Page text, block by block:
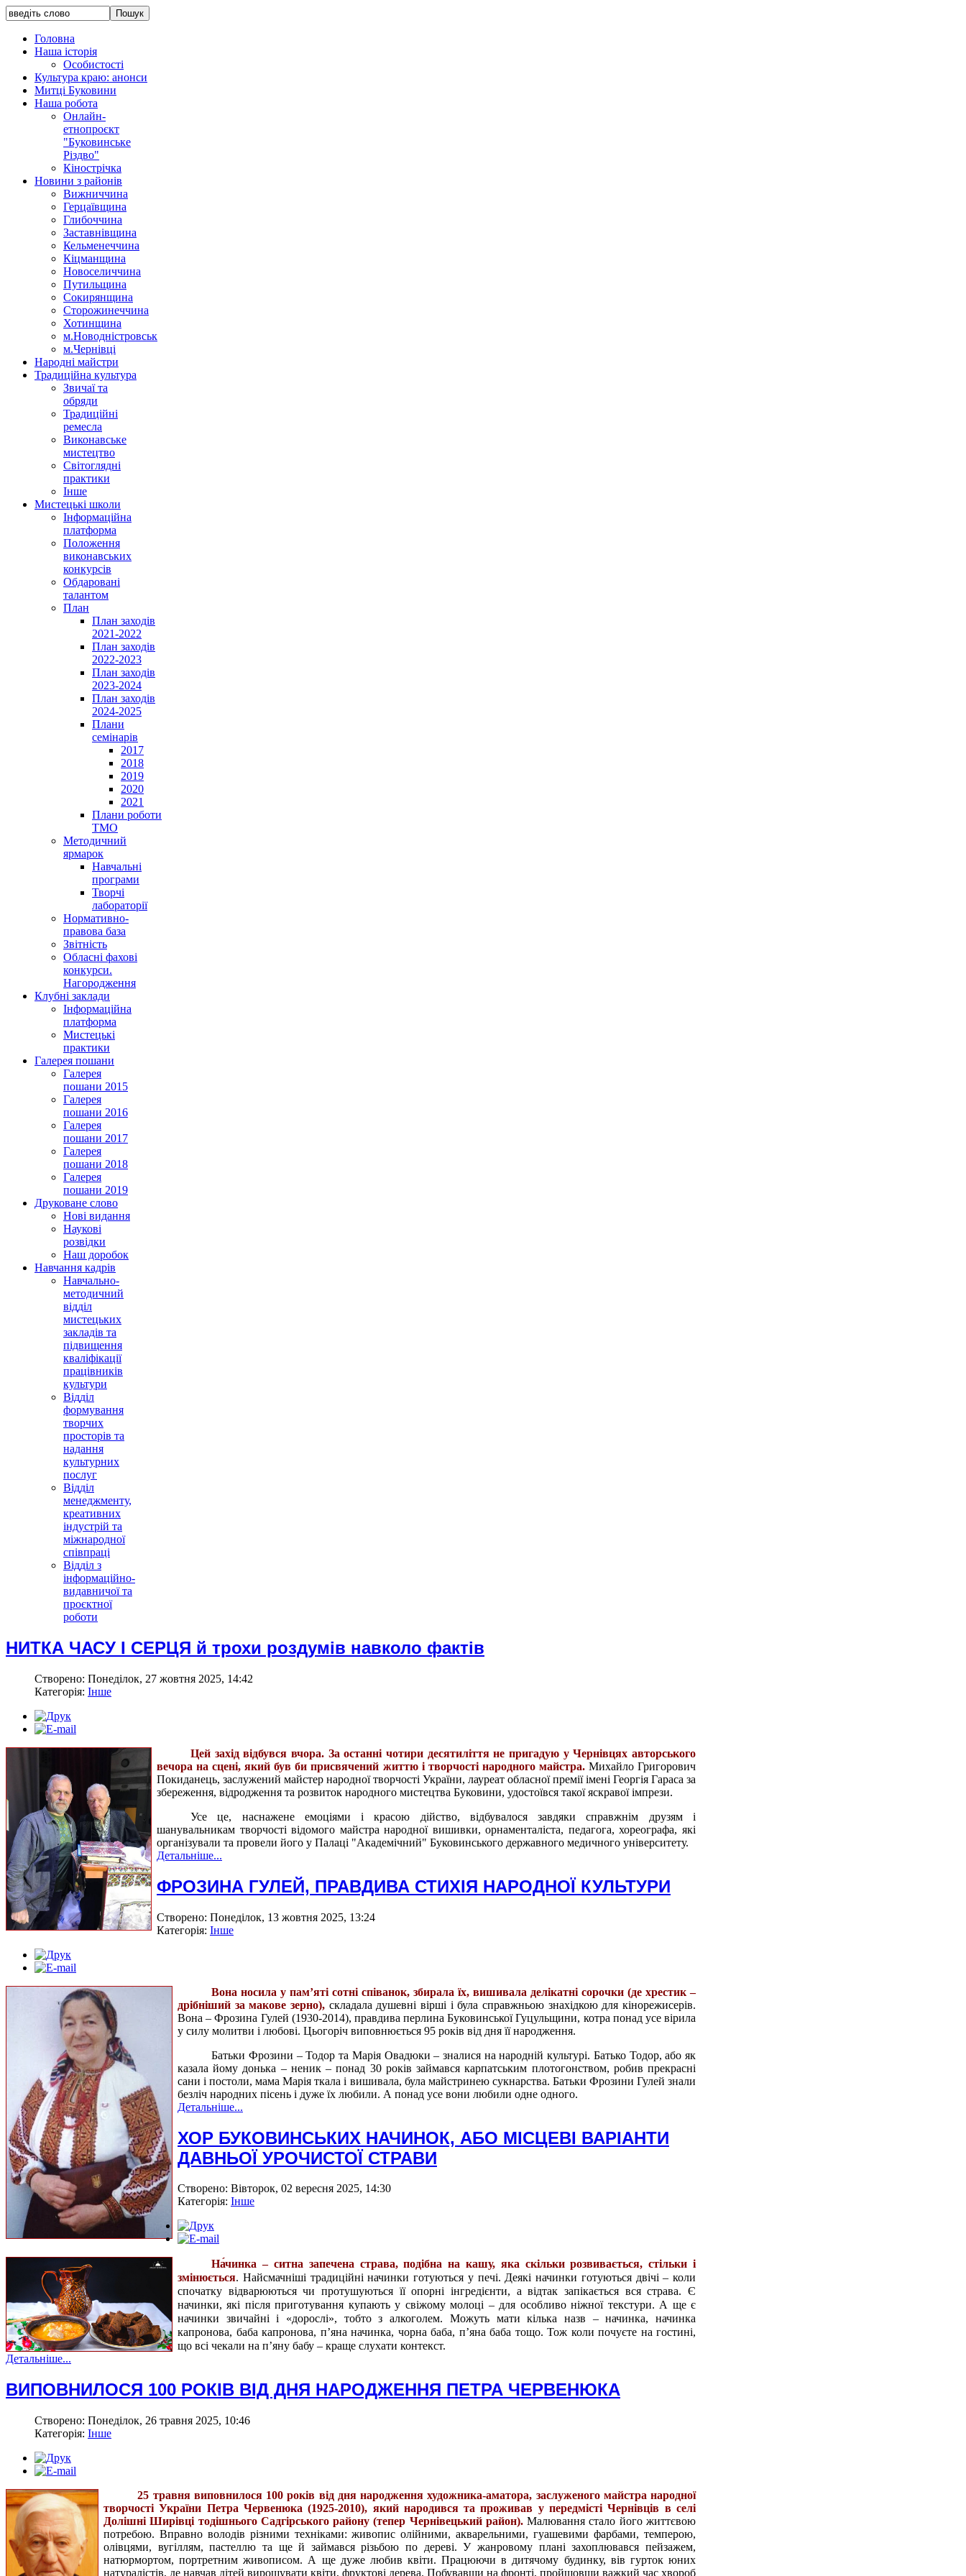
Головна
Наша історія
Особистості
Культура краю: анонси
Митці Буковини
Наша робота
Онлайн-
етнопроєкт
"Буковинське
Різдво"
Кінострічка
Новини з районів
Вижниччина
Герцаївщина
Глибоччина
Заставнівщина
Кельменеччина
Кіцманщина
Новоселиччина
Путильщина
Сокирянщина
Сторожинеччина
Хотинщина
м.Новодністровськ
м.Чернівці
Народні майстри
Традиційна культура
Звичаї та
обряди
Традиційні
ремесла
Виконавське
мистецтво
Світоглядні
практики
Інше
Мистецькі школи
Інформаційна
платформа
Положення
виконавських
конкурсів
Обдаровані
талантом
План
План заходів
2021-2022
План заходів
2022-2023
План заходів
2023-2024
План заходів
2024-2025
Плани
семінарів
2017
2018
2019
2020
2021
Плани роботи
ТМО
Методичний
ярмарок
Навчальні
програми
Творчі
лабораторії
Нормативно-
правова база
Звітність
Обласні фахові
конкурси.
Нагородження
Клубні заклади
Інформаційна
платформа
Мистецькі
практики
Галерея пошани
Галерея
пошани 2015
Галерея
пошани 2016
Галерея
пошани 2017
Галерея
пошани 2018
Галерея
пошани 2019
Друковане слово
Нові видання
Наукові
розвідки
Наш доробок
Навчання кадрів
Навчально-
методичний
відділ
мистецьких
закладів та
підвищення
кваліфікації
працівників
культури
Відділ
формування
творчих
просторів та
надання
культурних
послуг
Відділ
менеджменту,
креативних
індустрій та
міжнародної
співпраці
Відділ з
інформаційно-
видавничої та
проєктної
роботи
НИТКА ЧАСУ І СЕРЦЯ й трохи роздумів навколо фактів
Створено: Понеділок, 27 жовтня 2025, 14:42
Категорія: Інше
Цей захід відбувся вчора. За останні чотири десятиліття не пригадую у Чернівцях авторського
вечора на сцені, який був би присвячений життю і творчості народного майстра. Михайло Григорович
Покиданець, заслужений майстер народної творчості України, лауреат обласної премії імені Георгія Гараса за
збереження, відродження та розвиток народного мистецтва Буковини, удостоївся такої яскравої імпрези.
Усе це, наснажене емоціями і красою дійство, відбувалося завдяки справжнім друзям і
шанувальникам творчості відомого майстра народної вишивки, орнаменталіста, педагога, хореографа, які
організували та провели його у Палаці "Академічний" Буковинського державного медичного університету.
Детальніше...
ФРОЗИНА ГУЛЕЙ, ПРАВДИВА СТИХІЯ НАРОДНОЇ КУЛЬТУРИ
Створено: Понеділок, 13 жовтня 2025, 13:24
Категорія: Інше
Вона носила у пам’яті сотні співанок, збирала їх, вишивала делікатні сорочки (де хрестик –
дрібніший за макове зерно), складала душевні вірші і була справжньою знахідкою для кінорежисерів.
Вона – Фрозина Гулей (1930-2014), правдива перлина Буковинської Гуцульщини, котра понад усе вірила
у силу молитви і любові. Цьогоріч виповнюється 95 років від дня її народження.
Батьки Фрозини – Тодор та Марія Овадюки – зналися на народній культурі. Батько Тодор, або як
казала йому донька – неник – понад 30 років займався карпатським плотогонством, робив прекрасні
сани і постоли, мама Марія ткала і вишивала, була майстринею сукнарства. Батьки Фрозини Гулей знали
безліч народних пісень і дуже їх любили. А понад усе вони любили одне одного.
Детальніше...
ХОР БУКОВИНСЬКИХ НАЧИНОК, АБО МІСЦЕВІ ВАРІАНТИ
ДАВНЬОЇ УРОЧИСТОЇ СТРАВИ
Створено: Вівторок, 02 вересня 2025, 14:30
Категорія: Інше
На́чинка – ситна запечена страва, подібна на кашу, яка скільки розвивається, стільки і
змінюється. Найсмачніші традиційні начинки готуються у печі. Деякі начинки готуються двічі – коли
спочатку відварюються чи протушуються її опорні інгредієнти, а відтак запікається вся страва. Є
начинки, які після приготування купають у свіжому молоці – для особливо ніжної текстури. А ще є
начинки звичайні і «дорослі», тобто з алкоголем. Можуть мати кілька назв – начинка, начинка
капронова, баба капронова, п’яна начинка, чорна баба, п’яна баба тощо. Тож коли почуєте на гостині,
що всі чекали на п’яну бабу – краще слухати контекст.
Детальніше...
ВИПОВНИЛОСЯ 100 РОКІВ ВІД ДНЯ НАРОДЖЕННЯ ПЕТРА ЧЕРВЕНЮКА
Створено: Понеділок, 26 травня 2025, 10:46
Категорія: Інше
25 травня виповнилося 100 років від дня народження художника-аматора, заслуженого майстра народної
творчості України Петра Червенюка (1925-2010), який народився та проживав у передмісті Чернівців в селі
Долішні Ширівці тодішнього Садгірського району (тепер Чернівецький район). Малювання стало його життєвою
потребою. Вправно володів різними техніками: живопис олійними, акварельними, гуашевими фарбами, темперою,
олівцями, вугіллям, пастеллю та ще й займався різьбою по дереві. У жанровому плані захоплювався пейзажем,
натюрмортом, портретним живописом. А ще дуже любив квіти. Працюючи в дитячому будинку, вів гурток юних
натуралістів, де навчав дітей вирощувати квіти, фруктові дерева. Побувавши на фронті, пройшовши важкий час хвороб